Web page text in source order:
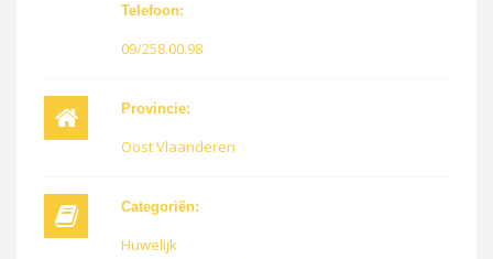
Telefoon:
09/258.00.98
Provincie:
Oost Vlaanderen
Categoriën:
Huwelijk